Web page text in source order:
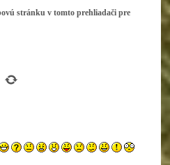
stránku v tomto prehliadači pre